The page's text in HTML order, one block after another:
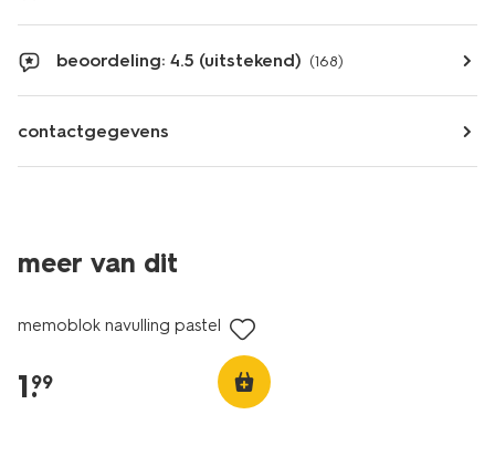
beoordeling: 4.5 (uitstekend) (168)
contactgegevens
meer van dit
memoblok navulling pastel
1.
99